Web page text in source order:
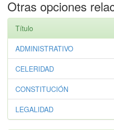
Otras opciones
Título
ADMINISTRATIVO
CELERIDAD
CONSTITUCIÓN
LEGALIDAD